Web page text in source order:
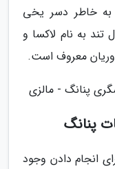
به خاطر دسر یخی
به نام لاکسا و
معروف است.
پنانگ - مالزی
پنانگ
انجام دادن وجود